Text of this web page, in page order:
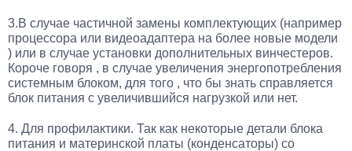
3.В случае частичной замены комплектующих (например
процессора или видеоадаптера на более новые модели
) или в случае установки дополнительных винчестеров.
Короче говоря , в случае увеличения энергопотребления
системным блоком, для того , что бы знать справляется
блок питания с увеличившийся нагрузкой или нет.
4. Для профилактики. Так как некоторые детали блока
питания и материнской платы (конденсаторы) со